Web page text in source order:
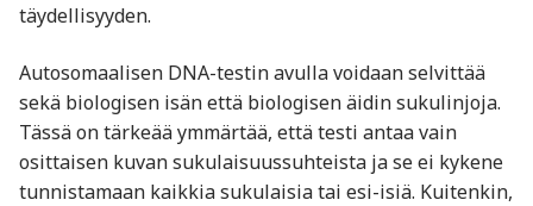
täydellisyyden.
Autosomaalisen DNA-testin avulla voidaan selvittää
sekä biologisen isän että biologisen äidin sukulinjoja.
Tässä on tärkeää ymmärtää, että testi antaa vain
osittaisen kuvan sukulaisuussuhteista ja se ei kykene
tunnistamaan kaikkia sukulaisia tai esi-isiä. Kuitenkin,